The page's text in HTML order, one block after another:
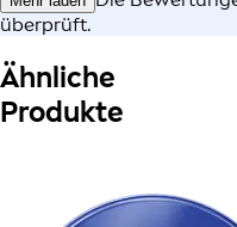
überprüft.
Ähnliche
Produkte